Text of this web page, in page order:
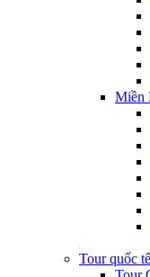
Miền
Tour quốc tế